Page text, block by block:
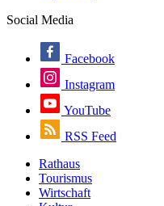
Social Media
Facebook
Instagram
YouTube
RSS Feed
Rathaus
Tourismus
Wirtschaft